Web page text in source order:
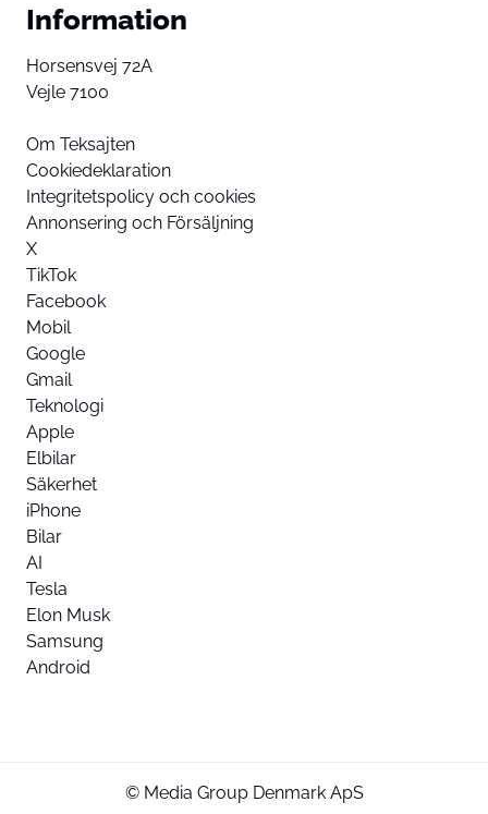
Information
Horsensvej 72A
Vejle 7100
Om Teksajten
Cookiedeklaration
Integritetspolicy och cookies
Annonsering och Försäljning
X
TikTok
Facebook
Mobil
Google
Gmail
Teknologi
Apple
Elbilar
Säkerhet
iPhone
Bilar
AI
Tesla
Elon Musk
Samsung
Android
© Media Group Denmark ApS